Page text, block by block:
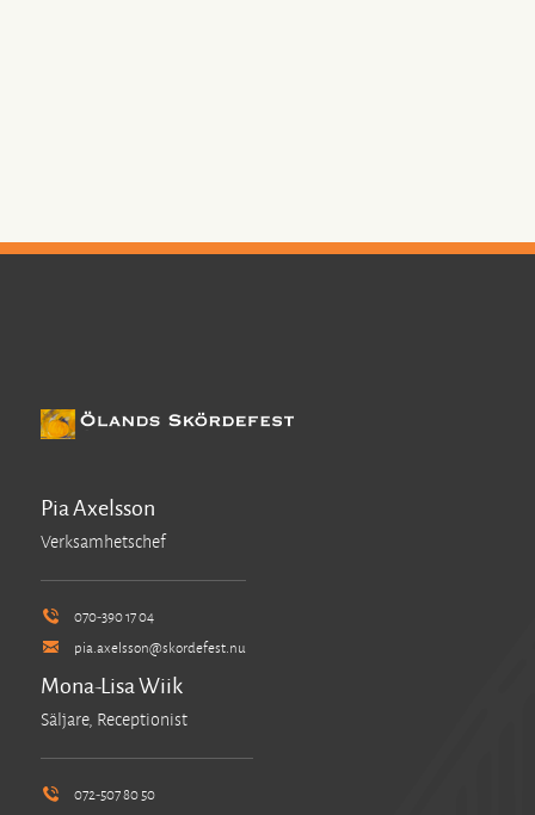
Pia Axelsson
Verksamhetschef
070-390 17 04
pia.axelsson@skordefest.nu
Mona-Lisa Wiik
Säljare, Receptionist
072-507 80 50